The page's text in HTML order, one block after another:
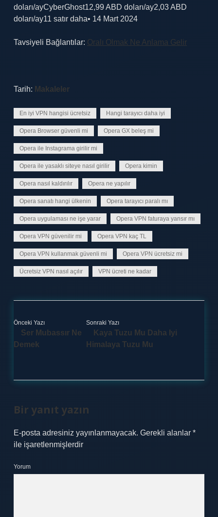
doları/ayCyberGhost12,99 ABD doları/ay2,03 ABD
doları/ay11 satır daha• 14 Mart 2024
Tavsiyeli Bağlantılar: Oralı Olmak Ne Anlama Gelir
Tarih: Makaleler
En iyi VPN hangisi ücretsiz Hangi tarayıcı daha iyi
Opera Browser güvenli mi Opera GX beleş mi
Opera ile Instagrama girilir mi
Opera ile yasaklı siteye nasıl girilir Opera kimin
Opera nasıl kaldırılır Opera ne yapılır
Opera sanatı hangi ülkenin Opera tarayıcı paralı mı
Opera uygulaması ne işe yarar Opera VPN faturaya yansır mı
Opera VPN güvenilir mi Opera VPN kaç TL
Opera VPN kullanmak güvenli mi Opera VPN ücretsiz mi
Ücretsiz VPN nasıl açılır VPN ücreti ne kadar
Önceki Yazı
Ser Mubassır Ne
Demek
Sonraki Yazı
Kaya Tuzu Mu Daha Iyi
Himalaya Tuzu Mu
Bir yanıt yazın
E-posta adresiniz yayınlanmayacak. Gerekli alanlar *
ile işaretlenmişlerdir
Yorum